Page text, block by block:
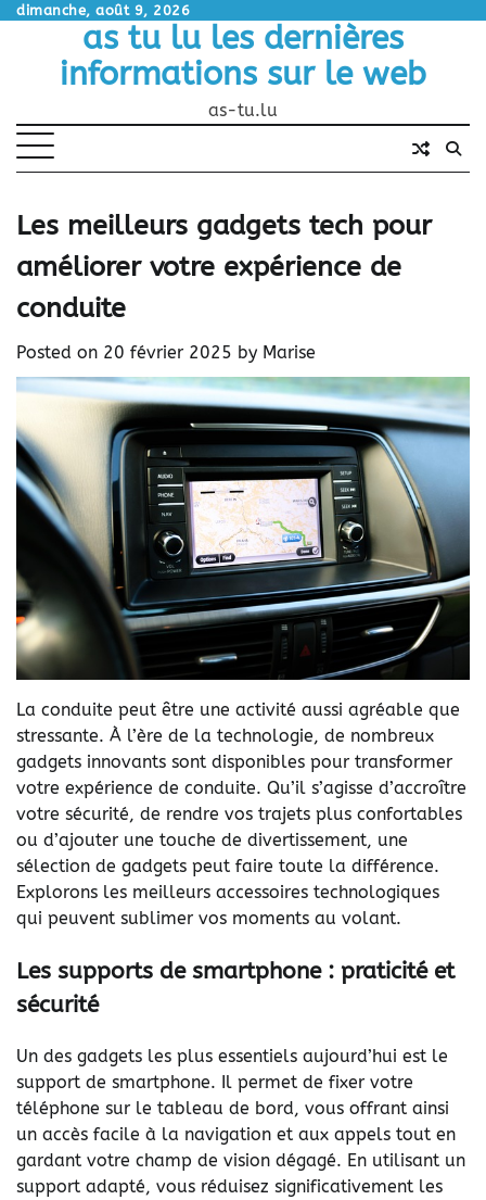
Skipdimanche, août 9, 2026
as tu lu les dernières
informations sur le web
as-tu.lu
Les meilleurs gadgets tech pour
améliorer votre expérience de
conduite
Posted on 20 février 2025 by Marise
La conduite peut être une activité aussi agréable que
stressante. À l’ère de la technologie, de nombreux
gadgets innovants sont disponibles pour transformer
votre expérience de conduite. Qu’il s’agisse d’accroître
votre sécurité, de rendre vos trajets plus confortables
ou d’ajouter une touche de divertissement, une
sélection de gadgets peut faire toute la différence.
Explorons les meilleurs accessoires technologiques
qui peuvent sublimer vos moments au volant.
Les supports de smartphone : praticité et
sécurité
Un des gadgets les plus essentiels aujourd’hui est le
support de smartphone. Il permet de fixer votre
téléphone sur le tableau de bord, vous offrant ainsi
un accès facile à la navigation et aux appels tout en
gardant votre champ de vision dégagé. En utilisant un
support adapté, vous réduisez significativement les